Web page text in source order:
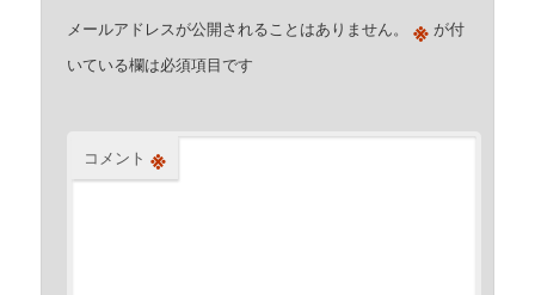
メールアドレスが公開されることはありません。 ※ が付
いている欄は必須項目です
コメント ※